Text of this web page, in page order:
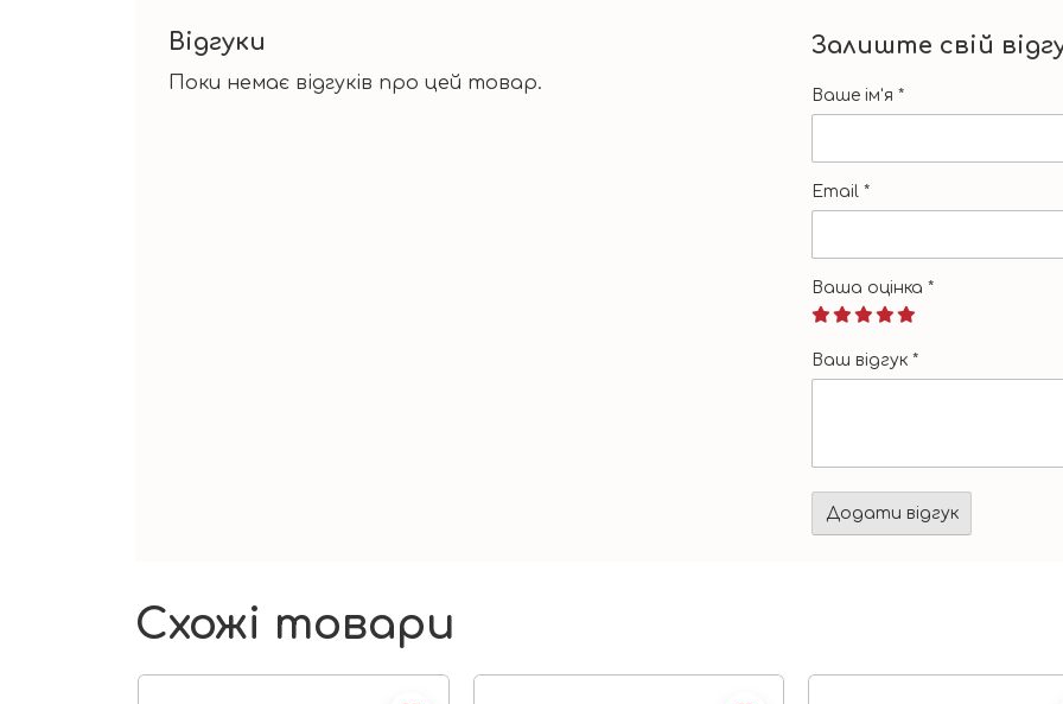
Відгуки
Поки немає відгуків про цей товар.
Залиште свій
Ваше ім'я *
Email *
Ваша оцінка *
Ваш відгук *
Схожі товари